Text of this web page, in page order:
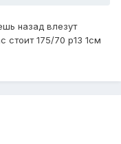
назад влезут
стоит 175/70 р13 1см